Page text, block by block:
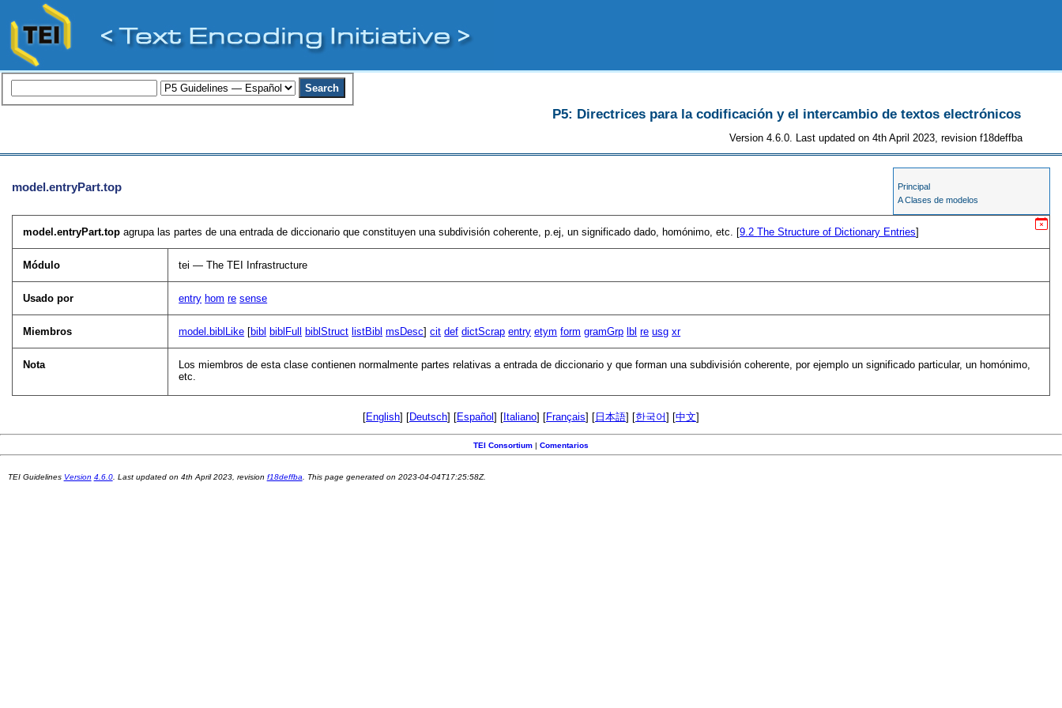
P5: Directrices para la codificación y el intercambio de textos electrónicos
Version 4.6.0. Last updated on 4th April 2023, revision f18deffba
Principal
A Clases de modelos
model.entryPart.top
model.entryPart.top agrupa las partes de una entrada de diccionario que constituyen una subdivisión coherente, p.ej, un significado dado, homónimo, etc. [9.2The Structure of Dictionary Entries]
Módulo tei — The TEI Infrastructure
Usado por entry hom re sense
Miembros model.biblLike [bibl biblFull biblStruct listBibl msDesc]cit def dictScrap entry etym form gramGrp lbl re usg xr
Nota
Los miembros de esta clase contienen normalmente partes relativas a entrada de diccionario y que forman una subdivisión coherente, por ejemplo un significado particular, un homónimo,
etc.
[English] [Deutsch] [Español] [Italiano] [Français] [日本語] [한국어] [中文]
TEI Consortium | Comentarios
TEI Guidelines Version 4.6.0. Last updated on 4th April 2023, revision f18deffba . This page generated on 2023-04-04T17:25:58Z.